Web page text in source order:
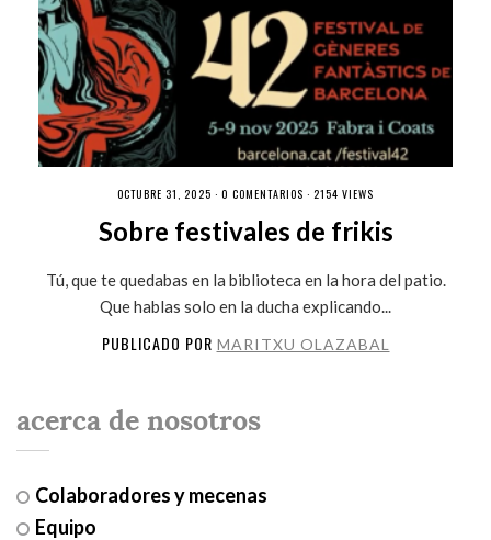
OCTUBRE 31, 2025 · 0 COMENTARIOS · 2154 VIEWS
Sobre festivales de frikis
Tú, que te quedabas en la biblioteca en la hora del patio.
Que hablas solo en la ducha explicando...
PUBLICADO POR MARITXU OLAZABAL
acerca de nosotros
Colaboradores y mecenas
Equipo